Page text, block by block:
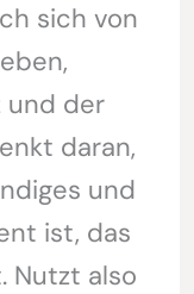
sich von
und der
daran,
und
ist, das
Nutzt also